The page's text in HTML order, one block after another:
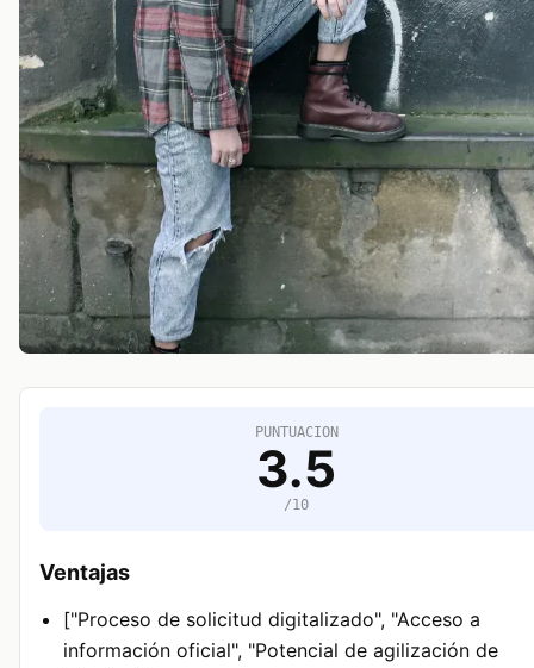
PUNTUACION
3.5
/10
Ventajas
["Proceso de solicitud digitalizado", "Acceso a
información oficial", "Potencial de agilización de